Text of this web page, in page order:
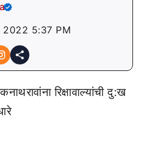
2022 5:37 PM
रिक्षावाल्यांची दु:ख